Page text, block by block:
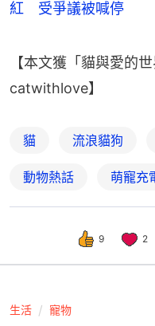
紅 受爭議被喊停
【本文獲「貓與愛的
catwithlove】
貓 流浪貓狗
動物熱話 萌寵充
9 2
生活 寵物